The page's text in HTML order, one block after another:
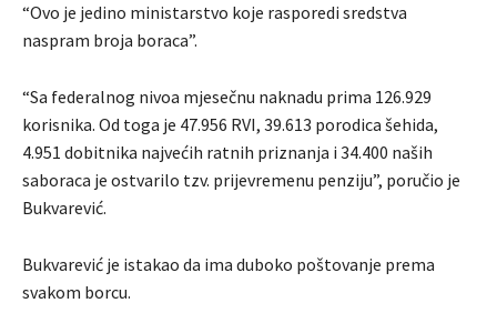
“Ovo je jedino ministarstvo koje rasporedi sredstva
naspram broja boraca”.
“Sa federalnog nivoa mjesečnu naknadu prima 126.929
korisnika. Od toga je 47.956 RVI, 39.613 porodica šehida,
4.951 dobitnika najvećih ratnih priznanja i 34.400 naših
saboraca je ostvarilo tzv. prijevremenu penziju”, poručio je
Bukvarević.
Bukvarević je istakao da ima duboko poštovanje prema
svakom borcu.